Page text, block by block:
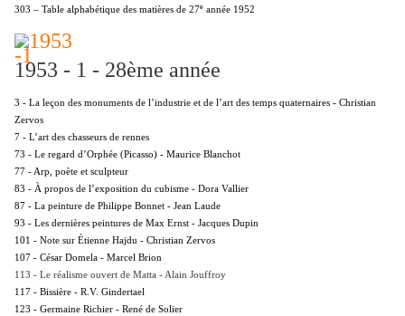
303 – Table alphabétique des matières de 27e année 1952
1953 - 1 - 28ème année
3 - La leçon des monuments de l’industrie et de l’art des temps quaternaires - Christian
Zervos
7 - L’art des chasseurs de rennes
73 - Le regard d’Orphée (Picasso) - Maurice Blanchot
77 - Arp, poète et sculpteur
83 - À propos de l’exposition du cubisme - Dora Vallier
87 - La peinture de Philippe Bonnet - Jean Laude
93 - Les dernières peintures de Max Ernst - Jacques Dupin
101 - Note sur Étienne Hajdu - Christian Zervos
107 - César Domela - Marcel Brion
113 - Le réalisme ouvert de Matta - Alain Jouffroy
117 - Bissière - R.V. Gindertael
123 - Germaine Richier - René de Solier